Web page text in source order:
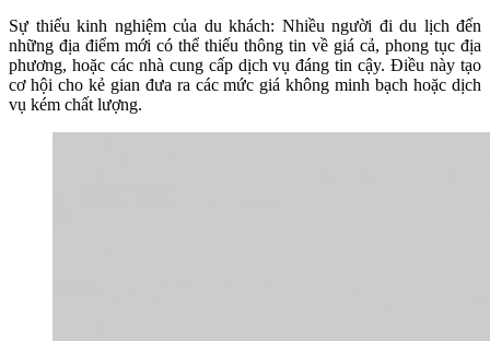
Sự thiếu kinh nghiệm của du khách: Nhiều người đi du lịch đến
những địa điểm mới có thể thiếu thông tin về giá cả, phong tục địa
phương, hoặc các nhà cung cấp dịch vụ đáng tin cậy. Điều này tạo
cơ hội cho kẻ gian đưa ra các mức giá không minh bạch hoặc dịch
vụ kém chất lượng.